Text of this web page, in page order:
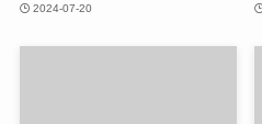
2024-07-20